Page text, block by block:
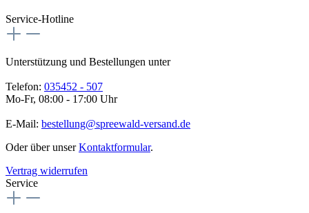
Service-Hotline
Unterstützung und Bestellungen unter
Telefon: 035452 - 507
Mo-Fr, 08:00 - 17:00 Uhr
E-Mail: bestellung@spreewald-versand.de
Oder über unserKontaktformular.
Vertrag widerrufen
Service